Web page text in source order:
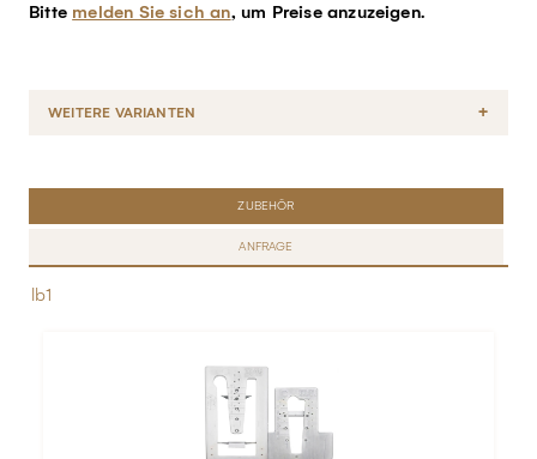
Bitte melden Sie sich an, um Preise anzuzeigen.
WEITERE VARIANTEN
ZUBEHÖR
ANFRAGE
lb1